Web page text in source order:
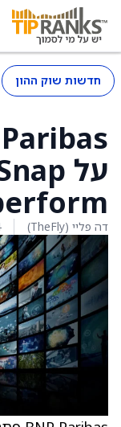
חדשות שוק ההון
דה פליי (TheFly)